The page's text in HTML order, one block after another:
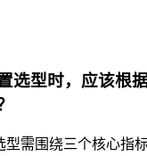
选型时，应该根
型需围绕三个核心指